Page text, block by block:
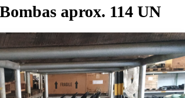
aprox. 114 UN